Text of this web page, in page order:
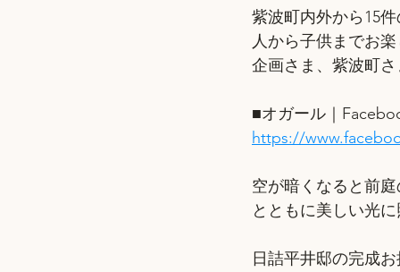
紫波町内外から15
人から子供までお
企画さま、紫波町
■オガール｜
https://
空が暗くなると前
とともに美しい光
日詰平井邸の完成